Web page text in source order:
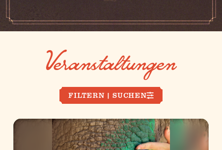
Veranstaltungen
FILTERN | SUCHEN